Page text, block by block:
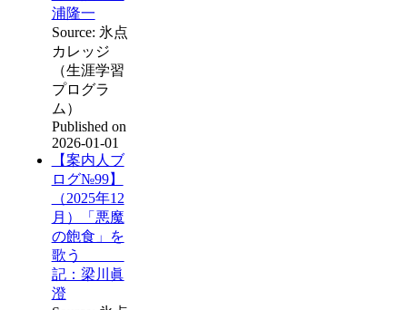
浦隆一
Source: 氷点
カレッジ
（生涯学習
プログラ
ム）
Published on
2026-01-01
【案内人ブ
ログ№99】
（2025年12
月）「悪魔
の飽食」を
歌う
記：梁川眞
澄